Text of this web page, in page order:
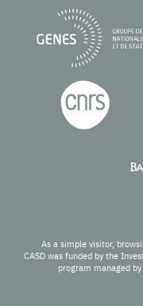
As a simple visitor,
CASD was funded by the
program managed